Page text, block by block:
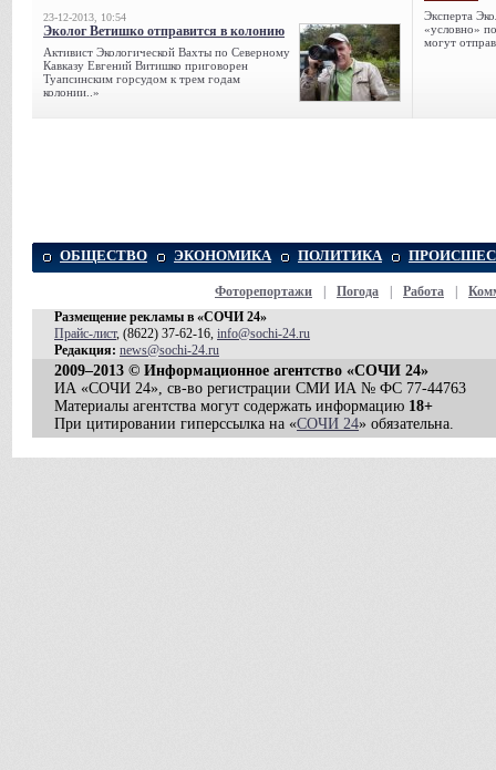
23-12-2013, 10:54
Эколог Ветишко отправится в колонию
Активист Экологической Вахты по Северному
Кавказу Евгений Витишко приговорен
Туапсинским горсудом к трем годам
колонии..»
Эксперта
«условно»
могут
ОБЩЕСТВО ЭКОНОМИКА ПОЛИТИКА
Фоторепортажи Погода Работа
Размещение рекламы в «СОЧИ 24»
Прайс-лист, (8622) 37-62-16, info@sochi-24.ru
Редакция: news@sochi-24.ru
2009–2013 © Информационное агентство «СОЧИ 24»
ИА «СОЧИ 24», св-во регистрации СМИ ИА № ФС 77-44763
Материалы агентства могут содержать информацию 18+
При цитировании гиперссылка на «СОЧИ 24» обязательна.